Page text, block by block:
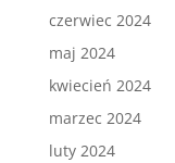
czerwiec 2024
maj 2024
kwiecień 2024
marzec 2024
luty 2024